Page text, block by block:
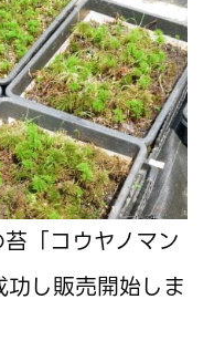
「コウヤノマン
し販売開始しま